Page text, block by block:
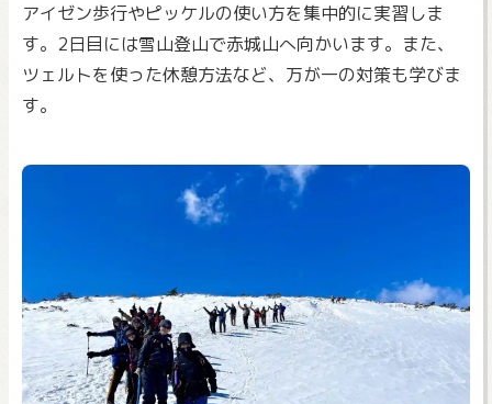
アイゼン歩行やピッケルの使い方を集中的に実習しま
す。2日目には雪山登山で赤城山へ向かいます。また、
ツェルトを使った休憩方法など、万が一の対策も学びま
す。